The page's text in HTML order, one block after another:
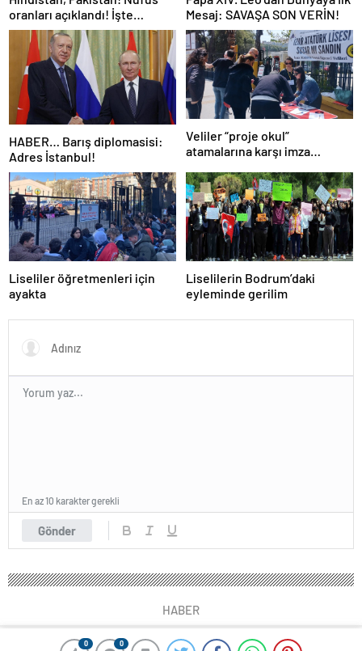
0 0
oranları açıklandı! İşte
Dünyanın en kalabalık ülkesi!
Dünya haritası ülkeler!
Mesaj: SAVAŞA SON VERİN!
HABER… Barış diplomasisi:
Adres İstanbul!
Veliler “proje okul”
atamalarına karşı imza
Liseliler öğretmenleri için
ayakta
Liselilerin Bodrum’daki
eyleminde gerilim
Gönder
En az 10 karakter gerekli
HABER